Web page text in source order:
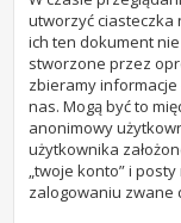
utworzyć ciasteczka
ich ten dokument
stworzone przez
zbieramy
nas. Mogą być to
anonimowy
użytkownika
„twoje konto” i
zalogowaniu zwane